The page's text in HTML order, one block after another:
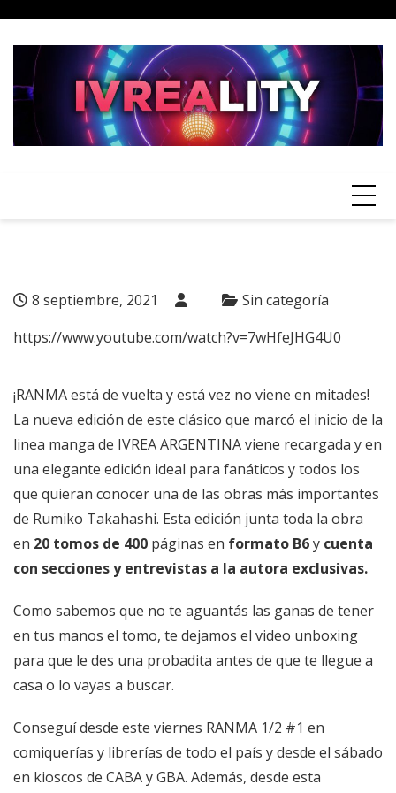
content
8 septiembre, 2021
Sin categoría
https://www.youtube.com/watch?v=7wHfeJHG4U0
¡RANMA está de vuelta y está vez no viene en mitades!
La nueva edición de este clásico que marcó el inicio de la
linea manga de IVREA ARGENTINA viene recargada y en
una elegante edición ideal para fanáticos y todos los
que quieran conocer una de las obras más importantes
de Rumiko Takahashi. Esta edición junta toda la obra
en 20 tomos de 400 páginas en formato B6y cuenta
con secciones y entrevistas a la autora exclusivas.
Como sabemos que no te aguantás las ganas de tener
en tus manos el tomo, te dejamos el video unboxing
para que le des una probadita antes de que te llegue a
casa o lo vayas a buscar.
Conseguí desde este viernes RANMA 1/2 #1 en
comiquerías y librerías de todo el país y desde el sábado
en kioscos de CABA y GBA. Además, desde esta